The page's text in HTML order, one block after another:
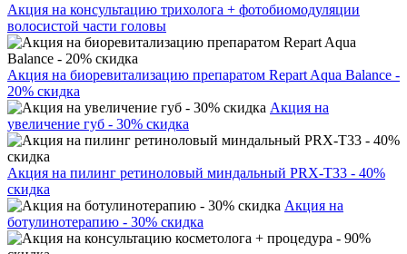
Акция на консультацию трихолога + фотобиомодуляции
волосистой части головы
Акция на биоревитализацию препаратом Repart Aqua Balance -
20% скидка
Акция на
увеличение губ - 30% скидка
Акция на пилинг ретиноловый миндальный PRX-T33 - 40%
скидка
Акция на
ботулинотерапию - 30% скидка